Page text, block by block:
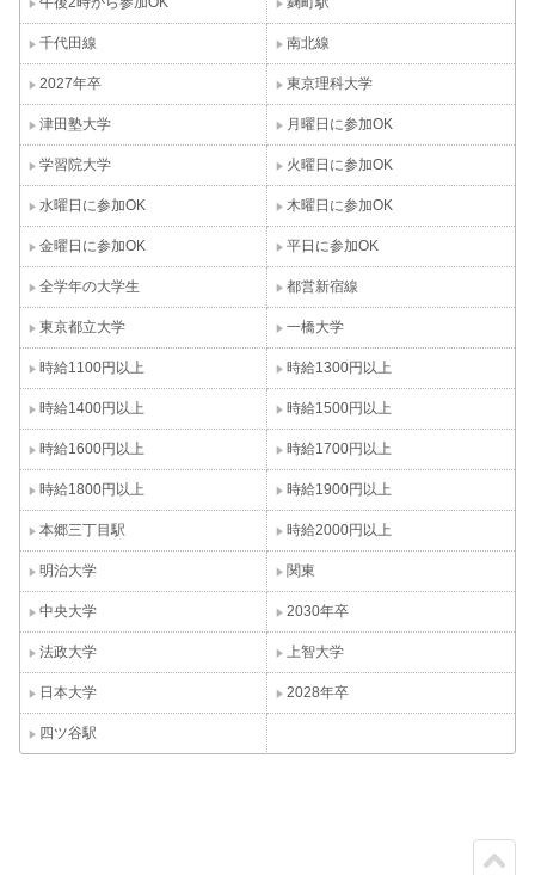
千代田線 南北線
2027年卒 東京理科大学
津田塾大学 月曜日に参加OK
学習院大学 火曜日に参加OK
水曜日に参加OK 木曜日に参加OK
金曜日に参加OK 平日に参加OK
全学年の大学生 都営新宿線
東京都立大学 一橋大学
時給1100円以上 時給1300円以上
時給1400円以上 時給1500円以上
時給1600円以上 時給1700円以上
時給1800円以上 時給1900円以上
本郷三丁目駅 時給2000円以上
明治大学 関東
中央大学 2030年卒
法政大学 上智大学
日本大学 2028年卒
四ツ谷駅